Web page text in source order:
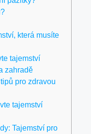
která musíte
tajemství
zahradě
pro zdravou
tajemství
Tajemství pro